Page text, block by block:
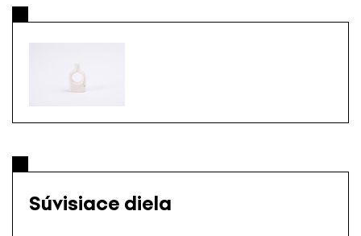
Súvisiace diela